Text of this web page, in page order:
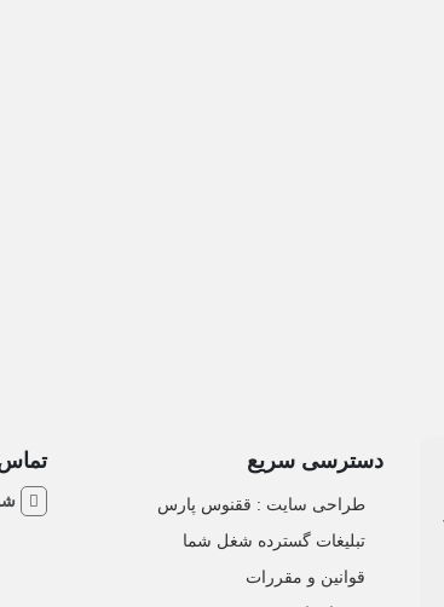
دسترسی سریع
طراحی سایت :‌ ققنوس پارس
تبلیغات گسترده شغل شما
قوانین و مقررات
تماس